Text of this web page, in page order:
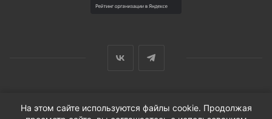
© ООО «Вендорс», 1999-2026 г.
На этом сайте используются файлы cookie. Продолжая